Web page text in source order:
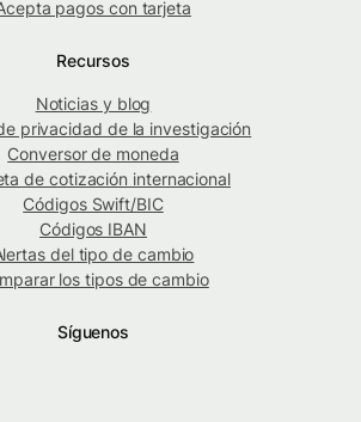
pagos con tarjeta
Recursos
Noticias y blog
privacidad de la investigación
Conversor de moneda
de cotización internacional
Códigos Swift/BIC
Códigos IBAN
del tipo de cambio
los tipos de cambio
Síguenos